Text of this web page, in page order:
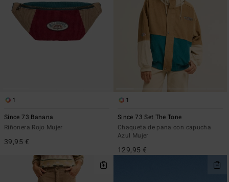
1
Since 73 Banana
Riñonera Rojo Mujer
39,95 €
1
Since 73 Set The Tone
Chaqueta de pana con capucha
Azul Mujer
129,95 €